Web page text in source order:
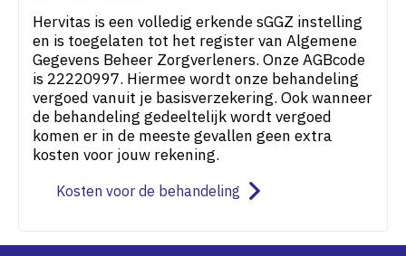
Hervitas is een volledig erkende sGGZ instelling
en is toegelaten tot het register van Algemene
Gegevens Beheer Zorgverleners. Onze AGBcode
is 22220997. Hiermee wordt onze behandeling
vergoed vanuit je basisverzekering. Ook wanneer
de behandeling gedeeltelijk wordt vergoed
komen er in de meeste gevallen geen extra
kosten voor jouw rekening.
Kosten voor de behandeling